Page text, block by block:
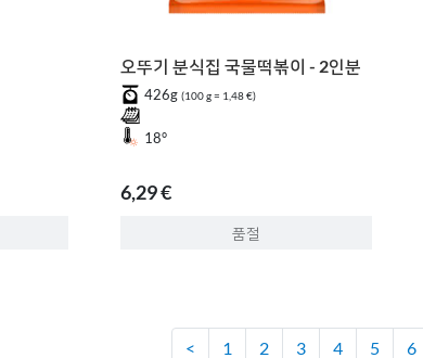
오뚜기 분식집 국물떡볶이 - 2인분
426g (100 g = 1,48 €)
18°
6,29 €
품절
< 1 2 3 4 5 6